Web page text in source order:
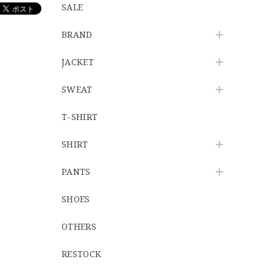
SALE
BRAND
JACKET
SWEAT
T-SHIRT
SHIRT
PANTS
SHOES
OTHERS
RESTOCK